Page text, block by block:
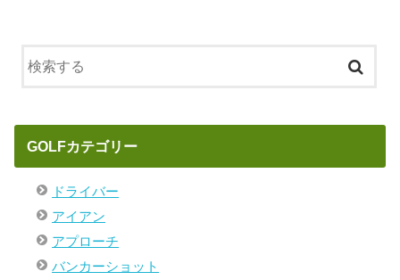
GOLFカテゴリー
ドライバー
アイアン
アプローチ
バンカーショット